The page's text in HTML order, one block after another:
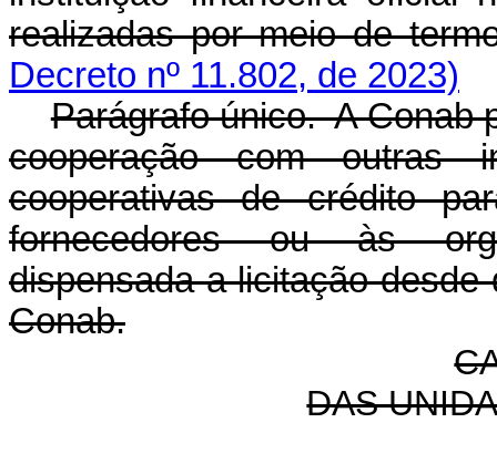
realizadas por meio de
Decreto nº 11.802, de 2023)
Parágrafo único. A Conab
cooperação com outras
cooperativas de crédito
fornecedores ou às
dispensada a licitação
Conab.
DAS